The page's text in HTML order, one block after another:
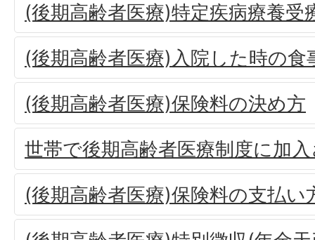
(後期高齢者医療)特定疾病療養受
(後期高齢者医療)入院した時の食
(後期高齢者医療)保険料の決め方
世帯で後期高齢者医療制度に加
(後期高齢者医療)保険料の支払い